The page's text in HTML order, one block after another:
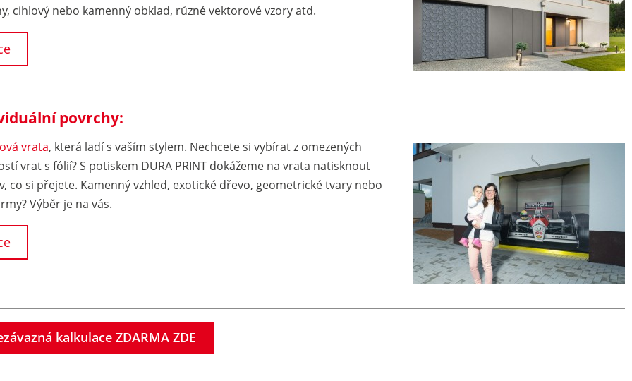
cihlový nebo kamenný obklad, různé vektorové vzory atd.
povrchy:
vrata, která ladí s vaším stylem. Nechcete si vybírat z omezených
vrat s fólií? S potiskem DURA PRINT dokážeme na vrata natisknout
co si přejete. Kamenný vzhled, exotické dřevo, geometrické tvary nebo
Výběr je na vás.
kalkulace ZDARMA ZDE